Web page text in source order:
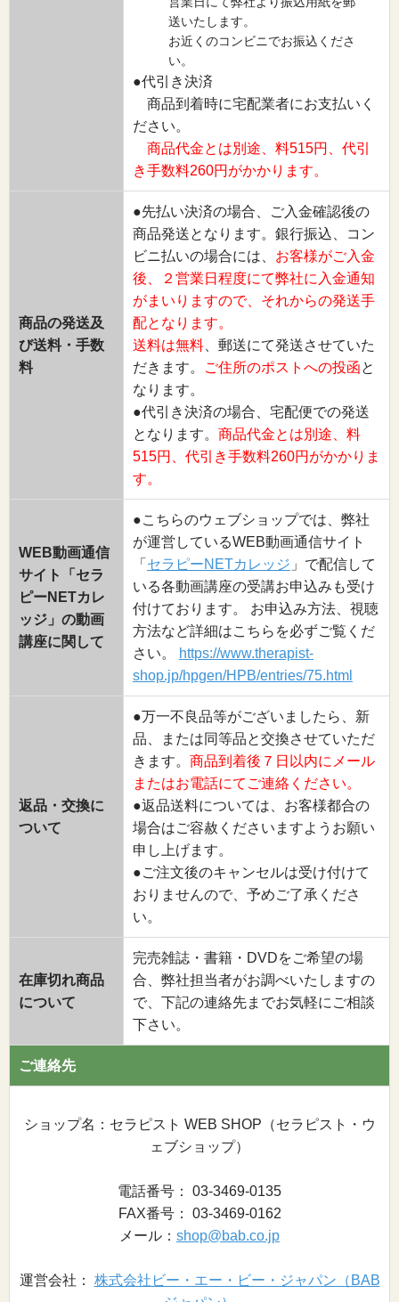
送いたします。
お近くのコンビニでお振込くださ
い。
●代引き決済
商品到着時に宅配業者にお支払いく
ださい。
商品代金とは別途、料515円、代引
き手数料260円がかかります。
商品の発送及
び送料・手数
料
●先払い決済の場合、ご入金確認後の
商品発送となります。銀行振込、コン
ビニ払いの場合には、 お客様がご入金
後、２営業日程度にて弊社に入金通知
がまいりますので、それからの発送手
配となります。
送料は無料、郵送にて発送させていた
だきます。
ご住所のポストへの投函と
なります。
●代引き決済の場合、宅配便での発送
となります。 商品代金とは別途、料
515円、代引き手数料260円がかかりま
す。
WEB動画通信
サイト「セラ
ピーNETカレ
ッジ」の動画
講座に関して
●こちらのウェブショップでは、弊社
が運営しているWEB動画通信サイト
「 セラピーNETカレッジ 」で配信して
いる各動画講座の受講お申込みも受け
付けております。 お申込み方法、視聴
方法など詳細はこちらを必ずご覧くだ
さい。
https://www.therapist-
shop.jp/hpgen/HPB/entries/75.html
返品・交換に
ついて
●万一不良品等がございましたら、新
品、または同等品と交換させていただ
きます。 商品到着後７日以内にメール
またはお電話にてご連絡ください。
●返品送料については、お客様都合の
場合はご容赦くださいますようお願い
申し上げます。
●ご注文後のキャンセルは受け付けて
おりませんので、予めご了承くださ
い。
在庫切れ商品
について
完売雑誌・書籍・DVDをご希望の場
合、弊社担当者がお調べいたしますの
で、下記の連絡先までお気軽にご相談
下さい。
ご連絡先
ショップ名：セラピスト WEB SHOP（セラピスト・ウ
ェブショップ）
電話番号： 03-3469-0135
FAX番号： 03-3469-0162
メール： shop@bab.co.jp
運営会社： 株式会社ビー・エー・ビー・ジャパン（BAB